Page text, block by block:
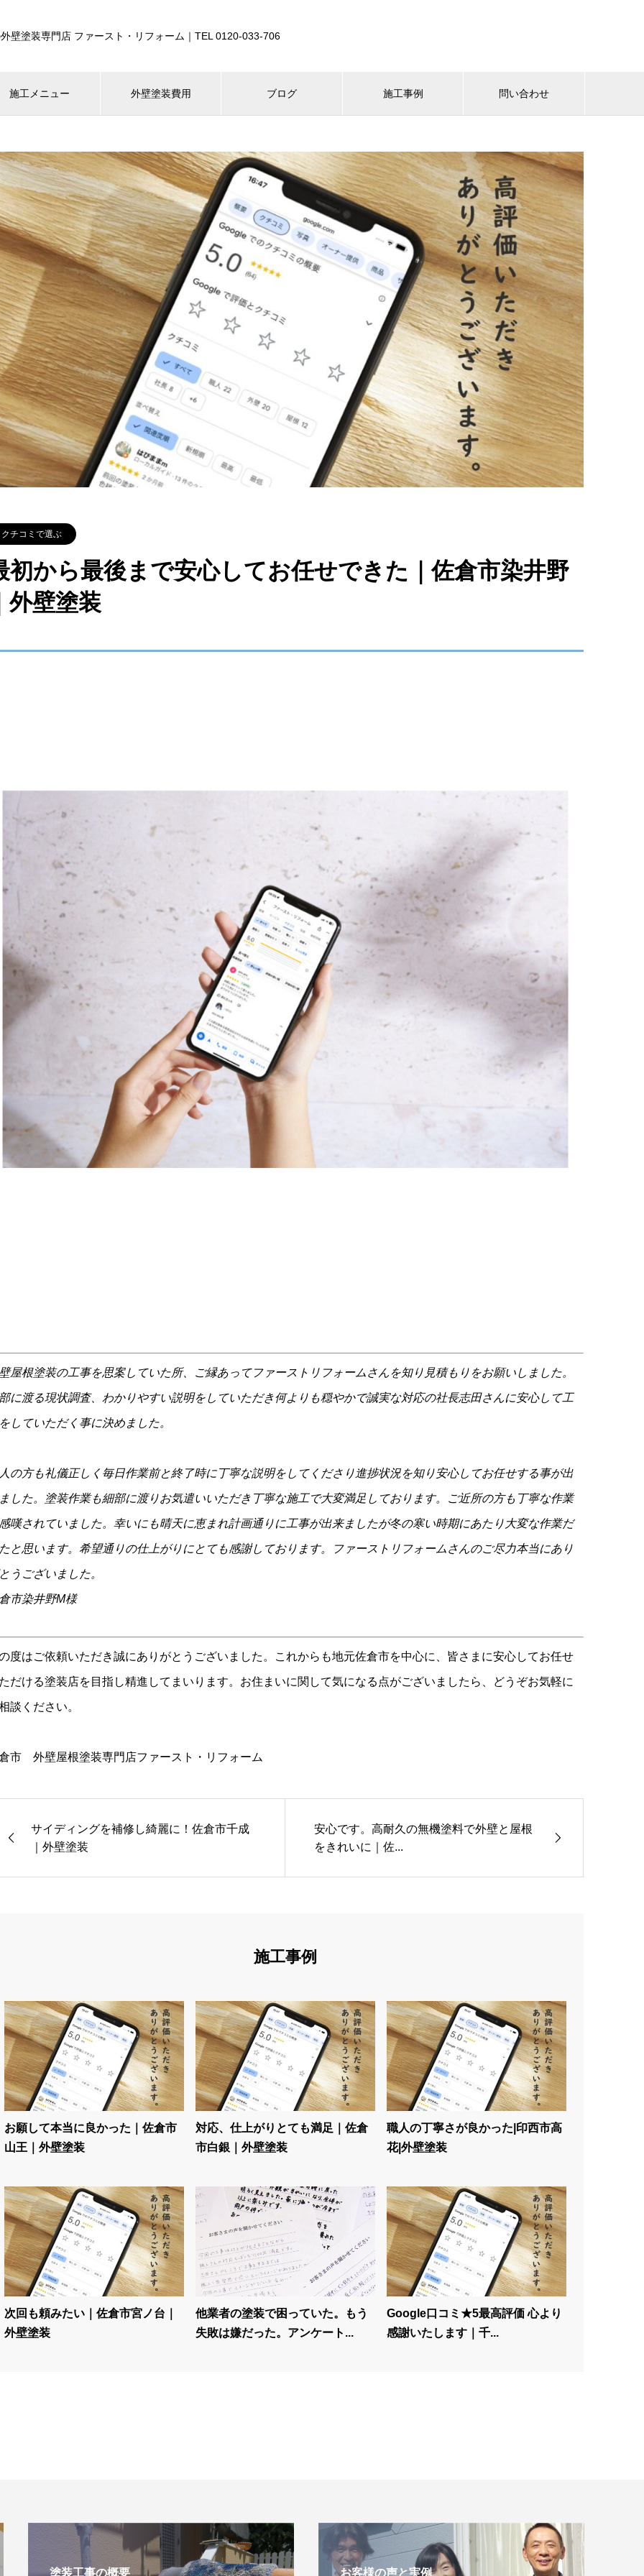
壁塗装専門店 ファースト・リフォーム｜TEL 0120-033-706
施工メニュー 外壁塗装費用 ブログ 施工事例 問い合わせ
クチコミで選ぶ
初から最後まで安心してお任せできた｜佐倉市染井野
｜外壁塗装
屋根塗装の工事を思案していた所、ご縁あってファーストリフォームさんを知り見積もりをお願いしました。
に渡る現状調査、わかりやすい説明をしていただき何よりも穏やかで誠実な対応の社長志田さんに安心して工
していただく事に決めました。
の方も礼儀正しく毎日作業前と終了時に丁寧な説明をしてくださり進捗状況を知り安心してお任せする事が出
した。塗装作業も細部に渡りお気遣いいただき丁寧な施工で大変満足しております。ご近所の方も丁寧な作業
嘆されていました。幸いにも晴天に恵まれ計画通りに工事が出来ましたが冬の寒い時期にあたり大変な作業だ
と思います。希望通りの仕上がりにとても感謝しております。ファーストリフォームさんのご尽力本当にあり
うございました。
市染井野M様
度はご依頼いただき誠にありがとうございました。これからも地元佐倉市を中心に、皆さまに安心してお任せ
だける塗装店を目指し精進してまいります。お住まいに関して気になる点がございましたら、どうぞお気軽に
談ください。
市 外壁屋根塗装専門店ファースト・リフォーム
サイディングを補修し綺麗に！佐倉市千成
｜外壁塗装
安心です。高耐久の無機塗料で外壁と屋根
をきれいに｜佐...
施工事例
お願して本当に良かった｜佐倉市
山王｜外壁塗装
対応、仕上がりとても満足｜佐倉
市白銀｜外壁塗装
職人の丁寧さが良かった|印西市高
花|外壁塗装
次回も頼みたい｜佐倉市宮ノ台｜
外壁塗装
他業者の塗装で困っていた。もう
失敗は嫌だった。アンケート...
Google口コミ★5最高評価 心より
感謝いたします｜千...
塗装工事の概要 お客様の声と実例